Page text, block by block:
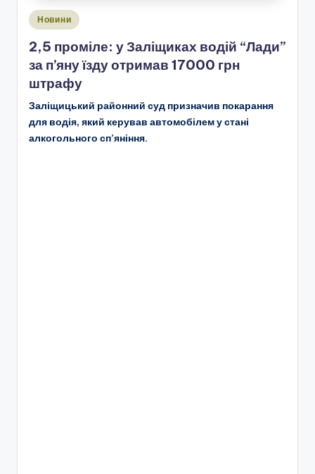
Опубліковано
Новини
2,5 проміле: у Заліщиках водій “Лади”
за п’яну їзду отримав 17000 грн
штрафу
Заліщицький районний суд призначив покарання
для водія, який керував автомобілем у стані
алкогольного сп’яніння.